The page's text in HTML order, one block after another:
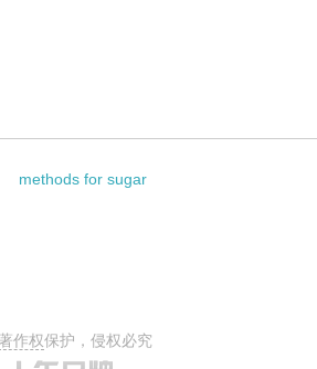
methods for sugar
作权保护，侵权必究